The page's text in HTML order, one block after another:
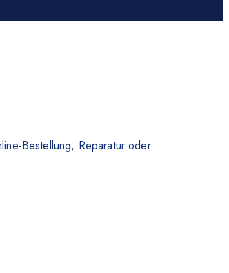
Bestellung, Reparatur oder